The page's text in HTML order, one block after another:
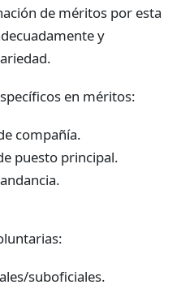
de méritos por esta
y
en méritos:
compañía.
puesto principal.
comandancia.
suboficiales.